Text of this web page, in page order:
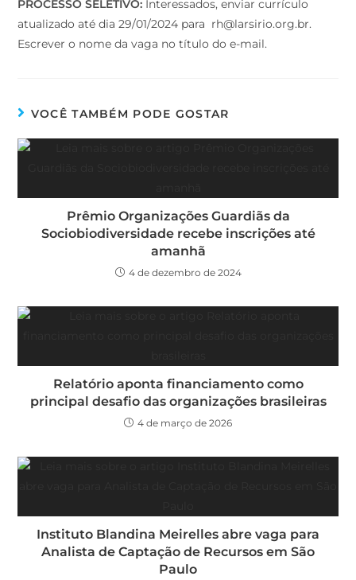
PROCESSO SELETIVO: Interessados, enviar currículo
atualizado até dia 29/01/2024 para rh@larsirio.org.br.
Escrever o nome da vaga no título do e-mail.
VOCÊ TAMBÉM PODE GOSTAR
Prêmio Organizações Guardiãs da
Sociobiodiversidade recebe inscrições até
amanhã
4 de dezembro de 2024
Relatório aponta financiamento como
principal desafio das organizações brasileiras
4 de março de 2026
Instituto Blandina Meirelles abre vaga para
Analista de Captação de Recursos em São
Paulo